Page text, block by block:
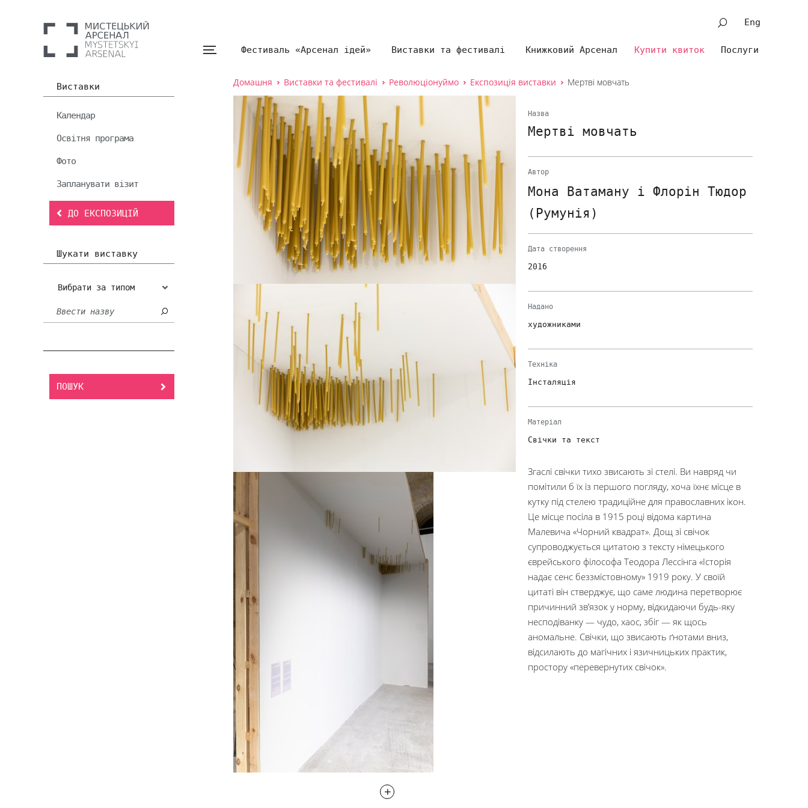
Eng
Фестиваль «Арсенал ідей» Виставки та фестивалі Книжковий Арсенал Послуги
Купити квиток
Виставки
Календар
Освітня програма
Фото
Запланувати візит
ДО ЕКСПОЗИЦІЙ
Шукати виставку
Вибрати за типом
ПОШУК
Домашня Виставки та фестивалі Революціонуймо Експозиція виставки Мертві мовчать
Назва
Мертві мовчать
Автор
Мона Ватаману і Флорін Тюдор
(Румунія)
Дата створення
2016
Надано
художниками
Техніка
Інсталяція
Матеріал
Свічки та текст
Згаслі свічки тихо звисають зі стелі. Ви навряд чи
помітили б їх із першого погляду, хоча їхнє місце в
кутку під стелею традиційне для православних ікон.
Це місце посіла в 1915 році відома картина
Малевича «Чорний квадрат». Дощ зі свічок
супроводжується цитатою з тексту німецького
єврейського філософа Теодора Лессінга «Історія
надає сенс беззмістовному» 1919 року. У своїй
цитаті він стверджує, що саме людина перетворює
причинний зв’язок у норму, відкидаючи будь-яку
несподіванку — чудо, хаос, збіг — як щось
аномальне. Свічки, що звисають ґнотами вниз,
відсилають до магічних і язичницьких практик,
простору «перевернутих свічок».